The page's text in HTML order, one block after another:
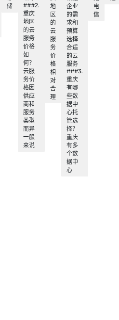
储
###2.
重庆
地区
的云
服务
价格
如
何？
云服
务价
格因
供应
商和
服务
类型
而异
一般
来说
地
区
的
云
服
务
价
格
相
对
合
理
企业
的需
求和
预算
选择
合适
的云
服务
###3.
重庆
有哪
些数
据中
心托
管选
择？
重庆
有多
个数
据中
心
电
信